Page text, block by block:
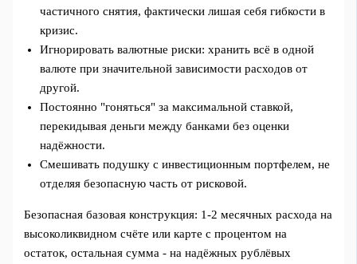
частичного снятия, фактически лишая себя гибкости в
кризис.
Игнорировать валютные риски: хранить всё в одной
валюте при значительной зависимости расходов от
другой.
Постоянно "гоняться" за максимальной ставкой,
перекидывая деньги между банками без оценки
надёжности.
Смешивать подушку с инвестиционным портфелем, не
отделяя безопасную часть от рисковой.
Безопасная базовая конструкция: 1-2 месячных расхода на
высоколиквидном счёте или карте с процентом на
остаток, остальная сумма - на надёжных рублёвых